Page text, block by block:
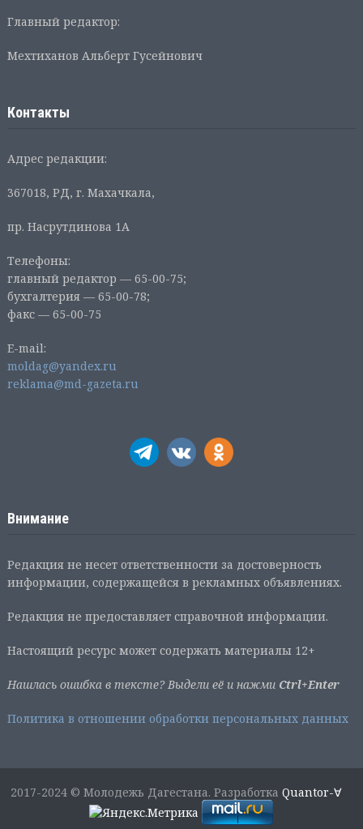
Главный редактор:
Мехтиханов Альберт Гусейнович
Контакты
Адрес редакции:
367018, РД, г. Махачкала,
пр. Насрутдинова 1А
Телефоны:
главный редактор — 65-00-75;
бухгалтерия — 65-00-78;
факс — 65-00-75
E-mail:
moldag@yandex.ru
reklama@md-gazeta.ru
Внимание
Редакция не несет ответственности за достоверность
информации, содержащейся в рекламных объявлениях.
Редакция не предоставляет справочной информации.
Настоящий ресурс может содержать материалы 12+
Нашлась ошибка в тексте? Выдели её и нажми Ctrl+Enter
Политика в отношении обработки персональных данных
2017-2024 © Молодежь Дагестана. РазработкаQuantor-∀